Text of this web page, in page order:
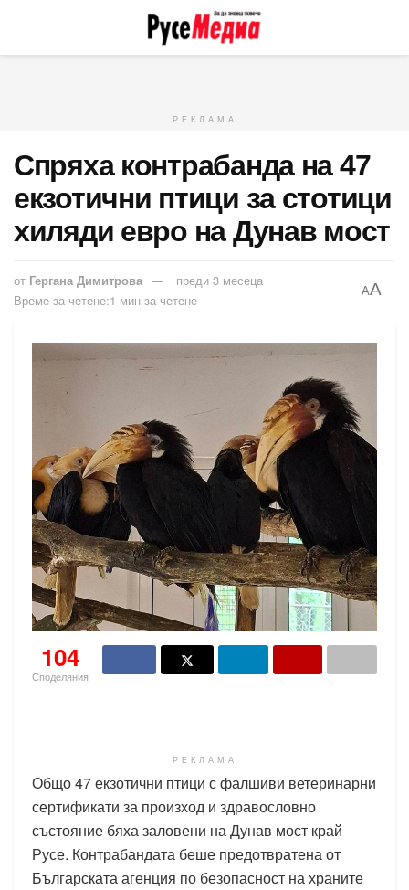
РЕКЛАМА
Спряха контрабанда на 47
екзотични птици за стотици
хиляди евро на Дунав мост
от Гергана Димитрова
преди 3 месеца
Време за четене:1 мин за четене
AA
104
Споделяния
РЕКЛАМА
Общо 47 екзотични птици с фалшиви ветеринарни
сертификати за произход и здравословно
състояние бяха заловени на Дунав мост край
Русе. Контрабандата беше предотвратена от
Българската агенция по безопасност на храните